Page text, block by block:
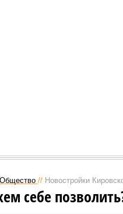
Общество // Новостройки
себе